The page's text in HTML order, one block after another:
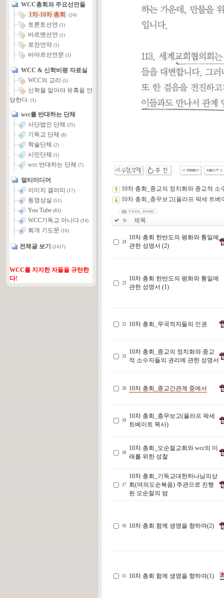
WCC총회와 주요선언들
1차-10차 총회
(24)
토론토선언 (1)
바르멘선언 (1)
로잔언약 (1)
바아르선언문 (1)
WCC & 신학비평 자료실
WCC의 교리
(5)
신학을 알아야 유혹을 안
당한다. (1)
wcc를 반대하는 단체
사단법인 단체
(25)
기독교 단체 (8)
학술단체 (2)
시민단체 (1)
wcc 반대하는 단체 (7)
멀티미디어
이미지 갤러리
(17)
동영상실 (51)
You Tube (83)
WCC기독교 아니다 (14)
회개 기도문 (10)
전체글 보기 (1417)
WCC를 지지한 자들을 규탄한
다!
10차 총회_종교의 정치화와 종교적
10차 총회_층무보고(울라프 팍세 트베
N 제목
24
10차 총회 한반도의 평화와 통일에
관한 성명서 (2)
23
10차 총회 한반도의 평화와 통일에
관한 성명서 (1)
22 10차 총회_무국적자들의 인권
21
10차 총회_종교의 정치화와 종교
적 소수자들의 권리에 관한 성명서
20 10차 총회_종교간관계 중에서
19
10차 총회_층무보고(울라프 팍세
트베이트 목사)
18
10차 총회_오순절교회와 wcc의 미
래를 위한 성찰
17
10차 총회_기독교대한하나님의상
회(여의도순복음) 주관으로 진행
된 오순절의 밤
16 10차 총회 함께 생명을 향하여(2)
15 10차 총회 함께 생명을 향하여(1)